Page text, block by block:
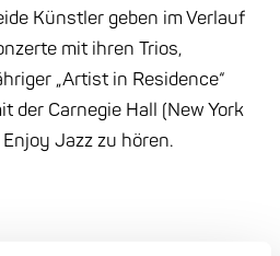
Künstler geben im Verlauf
mit ihren Trios,
„Artist in Residence“
der Carnegie Hall (New York
Jazz zu hören.